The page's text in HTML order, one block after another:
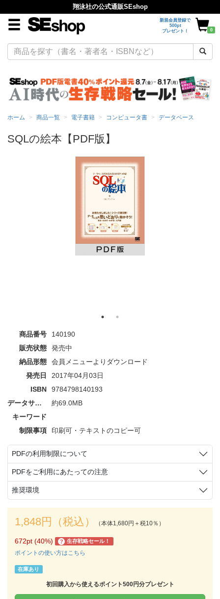
翔泳社の公式通販SEshop
新規会員登録で
500pt
プレゼント！
0
ホーム 商品一覧 電子書籍 コンピュータ書 データベース
SQLの絵本【PDF版】
商品番号
140190
販売状態
発売中
納品形態
会員メニューよりダウンロード
発売日
2017年04月03日
ISBN
9784798140193
データサイズ
約69.0MB
キーワード
制限事項
印刷可・テキストのコピー可
PDFの利用制限について
PDFをご利用にあたっての注意
推奨環境
1,848円（税込） （本体1,680円＋税10％）
672pt (40%) ? 生存戦略セール！
ポイントの使い方はこちら
在庫あり
初回購入から使えるポイント500円分プレゼント